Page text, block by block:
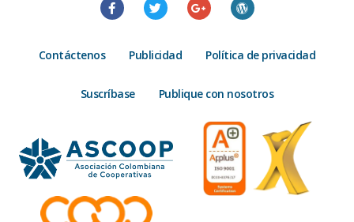
Contáctenos Publicidad Política de privacidad
Suscríbase Publique con nosotros